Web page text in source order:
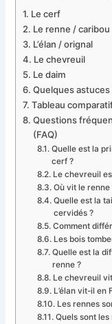
Le cerf
Le renne / caribou
L’élan / orignal
Le chevreuil
Le daim
Quelques
Tableau
Questions
(FAQ)
Quelle est la
cerf ?
Le chevreuil
Où vit le renne
Quelle est la
cervidés ?
Comment
Les bois
Quelle est la
renne ?
Le chevreuil
L’élan vit-il en
Les rennes
Quels sont